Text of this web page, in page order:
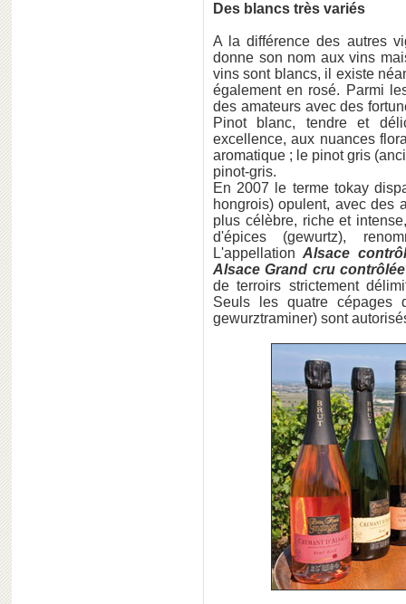
Des blancs très variés
A la différence des autres
donne son nom aux vins
vins sont blancs, il existe
également en rosé. Parmi
des amateurs avec des
Pinot blanc, tendre et
excellence, aux nuances
aromatique ; le pinot gris
pinot-gris.
En 2007 le terme tokay
hongrois) opulent, avec des
plus célèbre, riche et
d'épices (gewurtz),
L'appellationAlsace
Alsace Grand cru contrôlée
de terroirs strictement
Seuls les quatre cépages
gewurztraminer) sont